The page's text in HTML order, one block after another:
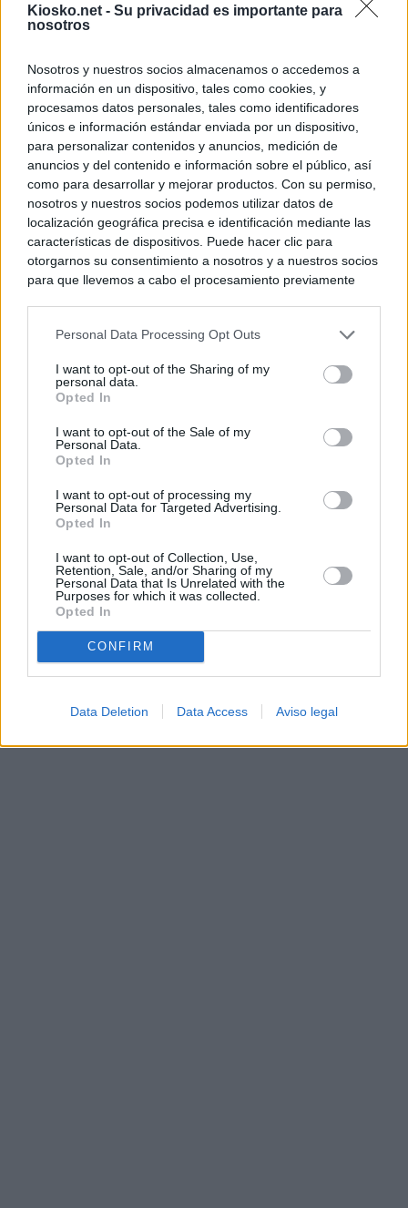
Kiosko.net - Su privacidad es importante para
nosotros
Nosotros y nuestros socios almacenamos o accedemos a
información en un dispositivo, tales como cookies, y
procesamos datos personales, tales como identificadores
únicos e información estándar enviada por un dispositivo,
para personalizar contenidos y anuncios, medición de
anuncios y del contenido e información sobre el público, así
como para desarrollar y mejorar productos. Con su permiso,
nosotros y nuestros socios podemos utilizar datos de
localización geográfica precisa e identificación mediante las
características de dispositivos. Puede hacer clic para
otorgarnos su consentimiento a nosotros y a nuestros socios
para que llevemos a cabo el procesamiento previamente
negar su consentimiento. Tenga en cuenta que algún
de su consentimiento, pero usted tiene el derecho de
rechazar tal procesamiento. Sus preferencias se aplicarán
cualquier momento entrando de nuevo en este sitio web o
visitando nuestra política de privacidad.
Personal Data Processing Opt Outs
I want to opt-out of the Sharing of my
personal data.
Opted In
I want to opt-out of the Sale of my
Personal Data.
Opted In
I want to opt-out of processing my
Personal Data for Targeted Advertising.
Opted In
I want to opt-out of Collection, Use,
Retention, Sale, and/or Sharing of my
Personal Data that Is Unrelated with the
Purposes for which it was collected.
Opted In
CONFIRM
Data Deletion Data Access Aviso legal